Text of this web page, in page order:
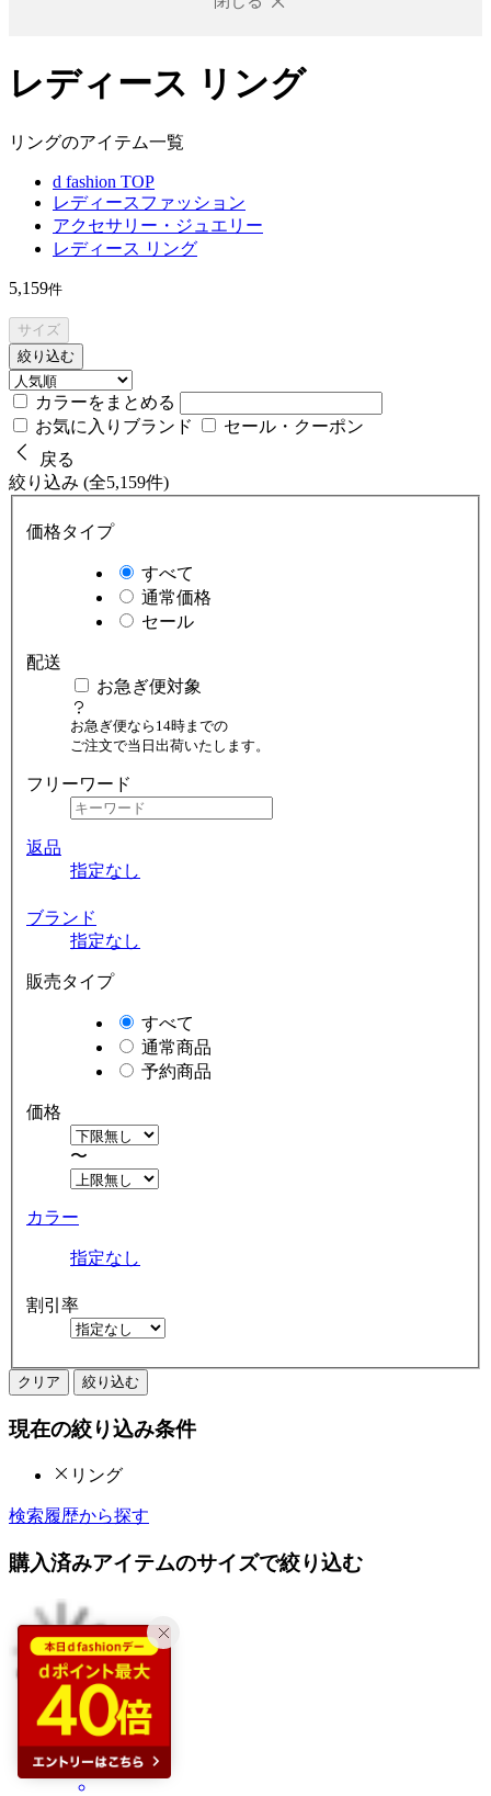
レディース リング
リングのアイテム一覧
d fashion TOP
レディースファッション
アクセサリー・ジュエリー
レディース リング
5,159件
サイズ
絞り込む
カラーをまとめる
お気に入りブランド
セール・クーポン
戻る
絞り込み (全5,159件)
価格タイプ
すべて
通常価格
セール
配送
お急ぎ便対象
お急ぎ便なら14時までの
ご注文で当日出荷いたします。
フリーワード
返品
指定なし
ブランド
指定なし
販売タイプ
すべて
通常商品
予約商品
価格
〜
カラー
指定なし
割引率
クリア 絞り込む
現在の絞り込み条件
リング
検索履歴から探す
購入済みアイテムのサイズで絞り込む
20%